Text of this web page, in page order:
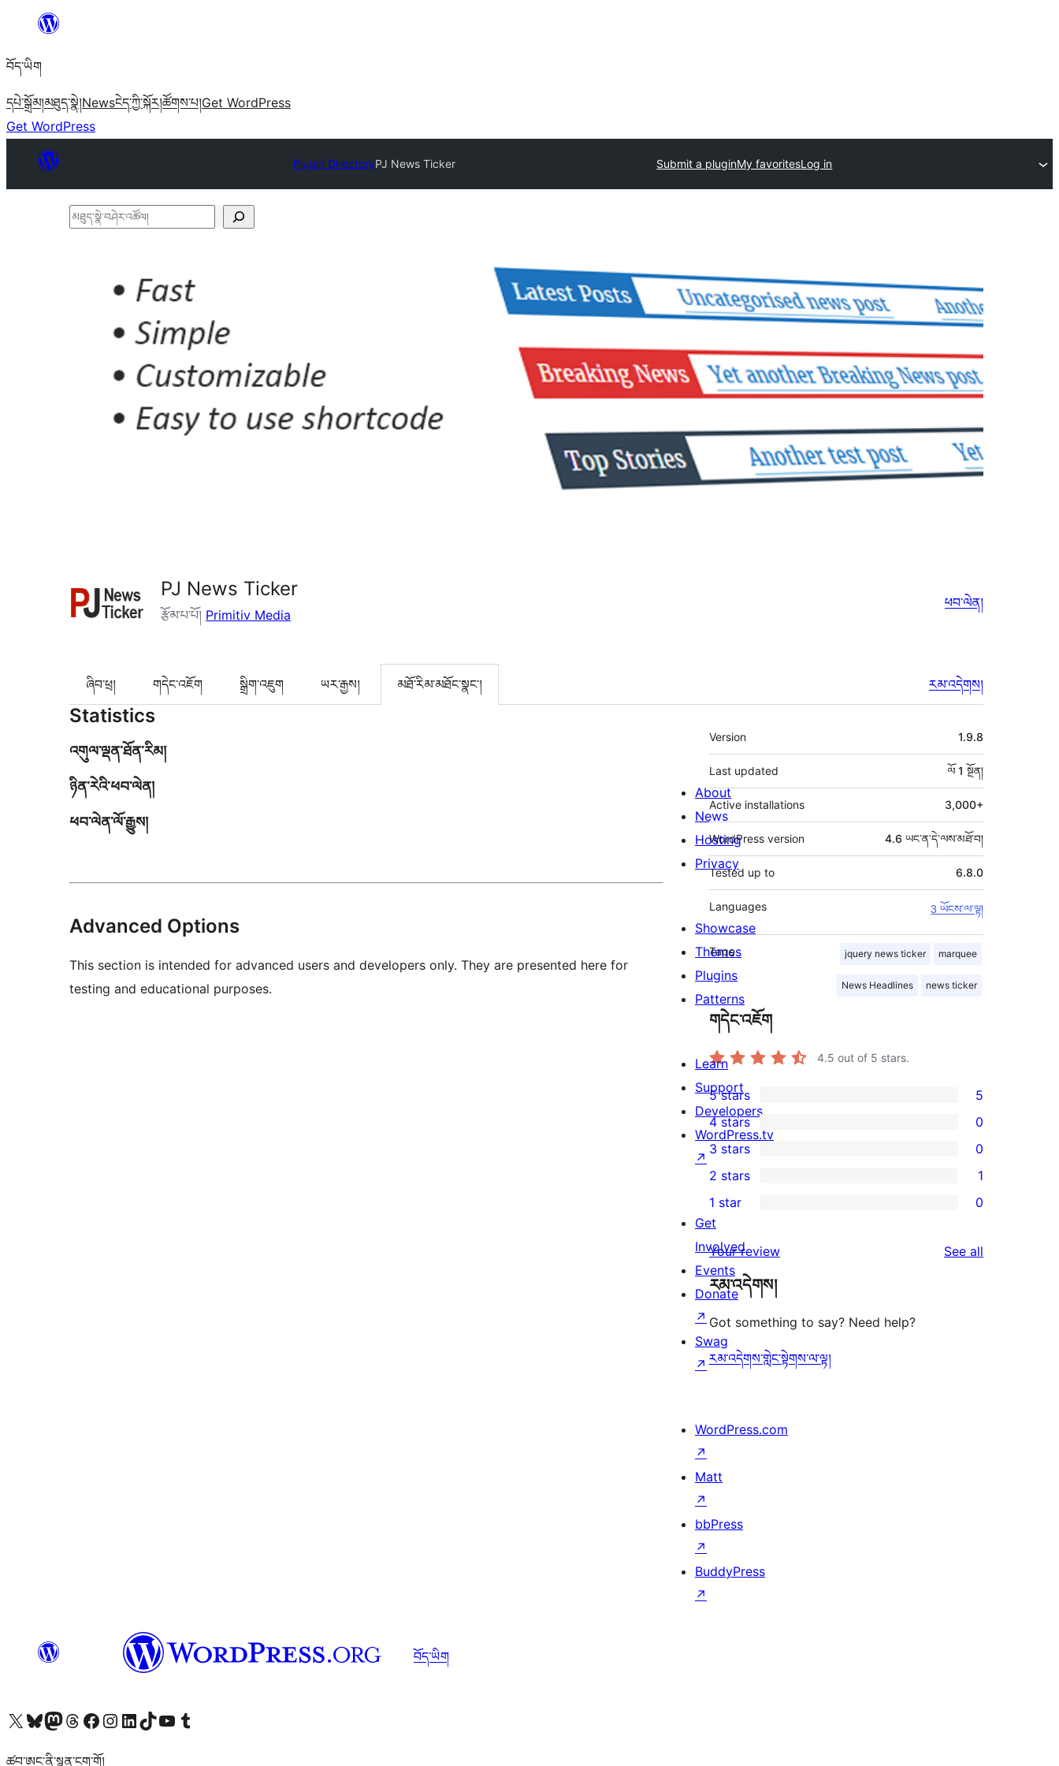
content
བོད་ཡིག
དཔེ་སྒྲོམ།མཐུད་སྣེ།Newsངེད་ཀྱི་སྐོར།ཚོགས་པ།Get WordPress
Get WordPress
Plugin DirectoryPJ News Ticker Submit a pluginMy favoritesLog in
མཐུད་
PJ News Ticker
རྩོམ་པ་པོ། Primitiv Media
ཕབ་ལེན།
ཞིབ་ཕྲ། གདེང་འཇོག སྒྲིག་འཇུག ཡར་རྒྱས། མཐོ་རིམ་མཐོང་སྣང་། རམ་འདེགས།
Statistics
འགུལ་ལྡན་ཐོན་རིམ།
ཉིན་རེའི་ཕབ་ལེན།
ཕབ་ལེན་ལོ་རྒྱུས།
Advanced Options
This section is intended for advanced users and developers only. They are presented here for
testing and educational purposes.
ཟུར་
བརྗོད།
Version 1.9.8
Last updated ལོ 1 སྔོན།
Active installations 3,000+
WordPress version 4.6 ཡང་ན་དེ་ལས་མཐོ་བ།
Tested up to 6.8.0
Languages 3 ཡོངས་ལ་ལྟ།
Tags jquery news ticker marquee
News Headlines news ticker
གདེང་འཇོག
4.5 out of 5 stars.
5
5-
star
reviews
5 stars 5
0
4-
star
reviews
4 stars 0
0
3-
star
reviews
3 stars 0
2-
star
review
2 stars 1
star
reviews
1 star 0
Your review See all
རམ་འདེགས།
Got something to say? Need help?
རམ་འདེགས་གླེང་སྟེགས་ལ་ལྟ།
About
News
Hosting
Privacy
Showcase
Themes
Plugins
Patterns
Learn
Support
Developers
WordPress.tv
↗
Get
Involved
Events
Donate
↗
Swag
↗
WordPress.com
↗
Matt
↗
bbPress
↗
BuddyPress
↗
བོད་ཡིག
Visit our X (formerly Twitter) account
Visit our Bluesky account
Visit our Mastodon account
Visit our Threads account
Visit our Facebook page
Visit our Instagram account
Visit our LinkedIn account
Visit our TikTok account
Visit our YouTube channel
Visit our Tumblr account
ཚབ་ཨང་ནི་སྙན་ངག་གོ།